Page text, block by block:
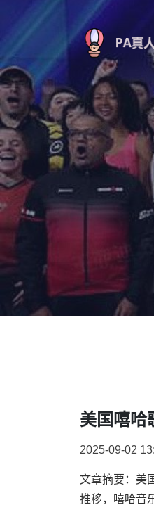
美国嘻哈
2025-09-02
文章摘要：美
推移，嘻哈音